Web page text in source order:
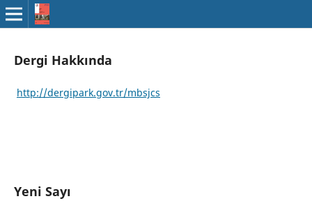
Dergi Hakkında
http://dergipark.gov.tr/mbsjcs
Yeni Sayı